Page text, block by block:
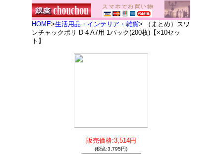
HOME>生活用品・インテリア・雑貨> （まとめ）スワ
ンチャックポリ D-4 A7用 1パック(200枚)【×10セッ
ト】
販売価格:3,514円
(税込:3,795円)